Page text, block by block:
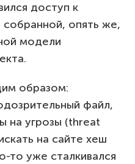
доступ к
опять же,
модели
образом:
файл,
на угрозы (threat
на сайте хеш
то уже сталкивался